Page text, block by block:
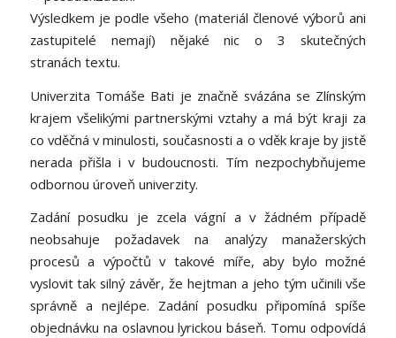
Výsledkem je podle všeho (materiál členové výborů ani
zastupitelé nemají) nějaké nic o 3 skutečných
stranách textu.
Univerzita Tomáše Bati je značně svázána se Zlínským
krajem všelikými partnerskými vztahy a má být kraji za
co vděčná v minulosti, současnosti a o vděk kraje by jistě
nerada přišla i v budoucnosti. Tím nezpochybňujeme
odbornou úroveň univerzity.
Zadání posudku je zcela vágní a v žádném případě
neobsahuje požadavek na analýzy manažerských
procesů a výpočtů v takové míře, aby bylo možné
vyslovit tak silný závěr, že hejtman a jeho tým učinili vše
správně a nejlépe. Zadání posudku připomíná spíše
objednávku na oslavnou lyrickou báseň. Tomu odpovídá